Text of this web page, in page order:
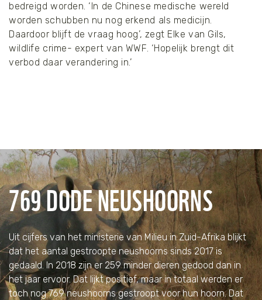
bedreigd worden. ‘In de Chinese medische wereld
worden schubben nu nog erkend als medicijn.
Daardoor blijft de vraag hoog’, zegt Elke van Gils,
wildlife crime- expert van WWF. ‘Hopelijk brengt dit
verbod daar verandering in.’
769 DODE NEUSHOORNS
Uit cijfers van het ministerie van Milieu in Zuid-Afrika blijkt
dat het aantal gestroopte neushoorns sinds 2017 is
gedaald. In 2018 zijn er 259 minder dieren gedood dan in
het jaar ervoor. Dat lijkt positief, maar in totaal werden er
toch nog 769 neushoorns gestroopt voor hun hoorn. Dat